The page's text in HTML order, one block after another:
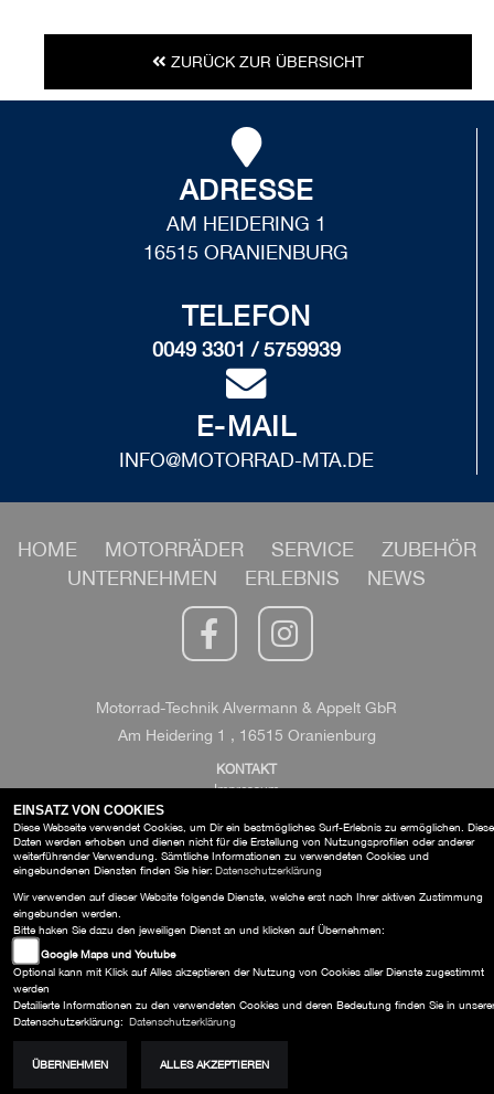
ZURÜCK ZUR ÜBERSICHT
ADRESSE
AM HEIDERING 1
16515 ORANIENBURG
TELEFON
0049 3301 / 5759939
E-MAIL
INFO@MOTORRAD-MTA.DE
HOME MOTORRÄDER SERVICE
ZUBEHÖR
UNTERNEHMEN
ERLEBNIS NEWS
Motorrad-Technik Alvermann & Appelt GbR
Am Heidering 1 , 16515 Oranienburg
KONTAKT
Impressum
AGB
Disclaimer
EINSATZ VON COOKIES
Diese Webseite verwendet Cookies, um Dir ein bestmögliches Surf-Erlebnis zu ermöglichen. Diese
Daten werden erhoben und dienen nicht für die Erstellung von Nutzungsprofilen oder anderer
weiterführender Verwendung. Sämtliche Informationen zu verwendeten Cookies und
eingebundenen Diensten finden Sie hier: Datenschutzerklärung
Wir verwenden auf dieser Website folgende Dienste, welche erst nach Ihrer aktiven Zustimmung
eingebunden werden.
Bitte haken Sie dazu den jeweiligen Dienst an und klicken auf Übernehmen:
Google Maps und Youtube
Optional kann mit Klick auf Alles akzeptieren der Nutzung von Cookies aller Dienste zugestimmt
werden
Detailierte Informationen zu den verwendeten Cookies und deren Bedeutung finden Sie in unserer
Datenschutzerklärung: Datenschutzerklärung
ÜBERNEHMEN ALLES AKZEPTIEREN